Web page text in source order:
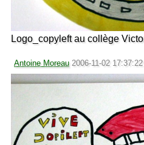
Logo_copyleft au collège
Antoine Moreau 2006-11-02 17:37:22